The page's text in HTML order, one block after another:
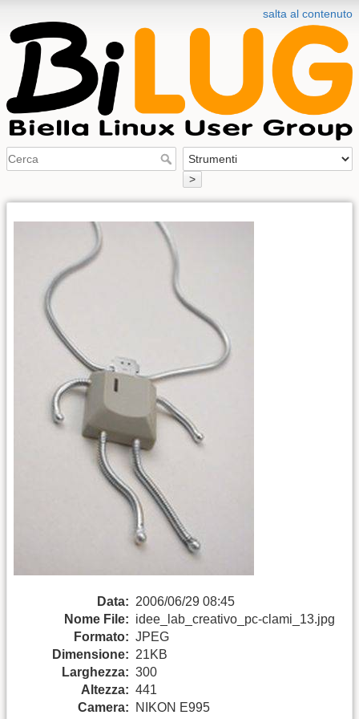
salta al contenuto
>
Data: 2006/06/29 08:45
Nome File: idee_lab_creativo_pc-clami_13.jpg
Formato: JPEG
Dimensione: 21KB
Larghezza: 300
Altezza: 441
Camera:
NIKON E995